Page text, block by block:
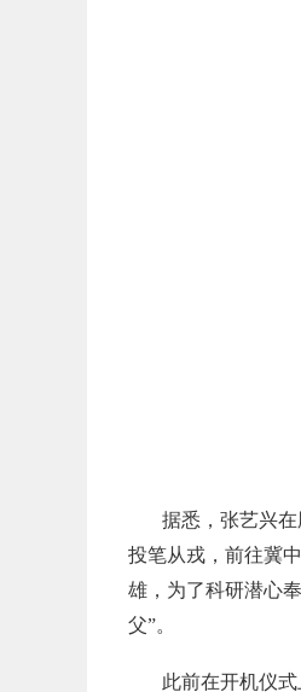
据悉，张艺兴
投笔从戎，前往冀
雄，为了科研潜心
父”。
此前在开机仪